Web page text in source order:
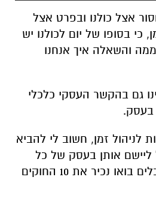
אצל כולנו ובפרט אצל
כי בסופו של יום לכולנו יש
ביממה והשאלה איך אנחנו
גם בהקשר העסקי כלכלי
בעסק.
לניהול זמן, חשוב לי להביא
ליישם אותן בעסק של כל
אחד מאיתנו, לפני הכלים בואו נכיר את 10 החוקים